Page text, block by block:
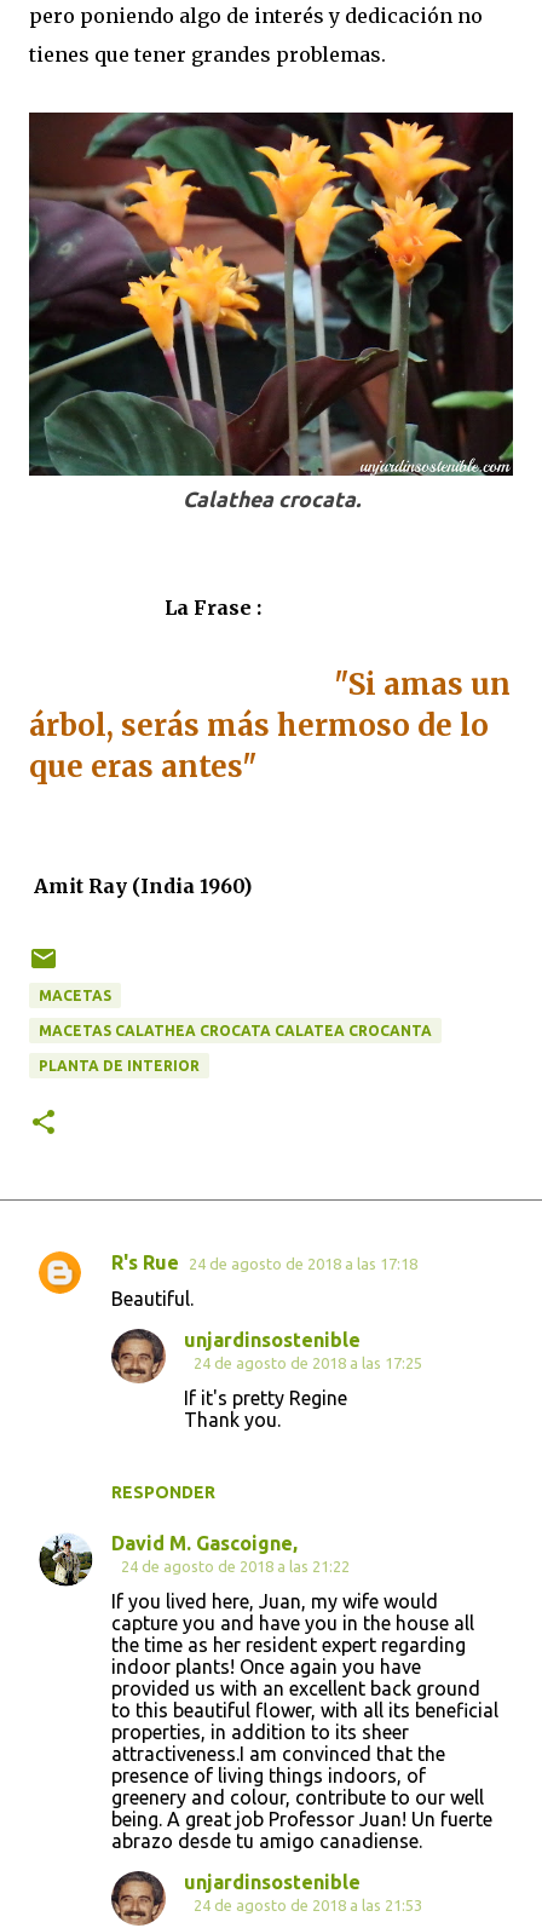
pero poniendo algo de interés y dedicación no
tienes que tener grandes problemas.
Calathea crocata.
La Frase :
"Si amas un
árbol, serás más hermoso de lo
que eras antes"
Amit Ray (India 1960)
MACETAS
MACETAS CALATHEA CROCATA CALATEA CROCANTA
PLANTA DE INTERIOR
C
i
o
R's Rue 24 de agosto de 2018 a las 17:18
Beautiful.
RESPONDER
unjardinsostenible
24 de agosto de 2018 a las 17:25
If it's pretty Regine
Thank you.
David M. Gascoigne,
24 de agosto de 2018 a las 21:22
If you lived here, Juan, my wife would
capture you and have you in the house all
the time as her resident expert regarding
indoor plants! Once again you have
provided us with an excellent back ground
to this beautiful flower, with all its beneficial
properties, in addition to its sheer
attractiveness.I am convinced that the
presence of living things indoors, of
greenery and colour, contribute to our well
being. A great job Professor Juan! Un fuerte
abrazo desde tu amigo canadiense.
unjardinsostenible
24 de agosto de 2018 a las 21:53